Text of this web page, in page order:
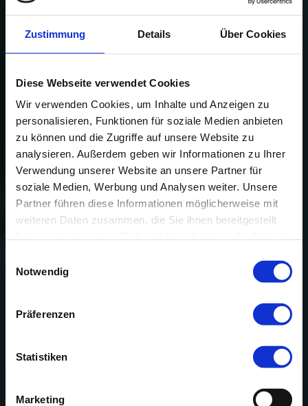
Zustimmung Details Über Cookies
Diese Webseite verwendet Cookies
Wir verwenden Cookies, um Inhalte und Anzeigen zu
personalisieren, Funktionen für soziale Medien anbieten
zu können und die Zugriffe auf unsere Website zu
analysieren. Außerdem geben wir Informationen zu Ihrer
Verwendung unserer Website an unsere Partner für
soziale Medien, Werbung und Analysen weiter. Unsere
Partner führen diese Informationen möglicherweise mit
weiteren Daten zusammen, die Sie ihnen bereitgestellt
Notwendig
Präferenzen
Statistiken
Marketing